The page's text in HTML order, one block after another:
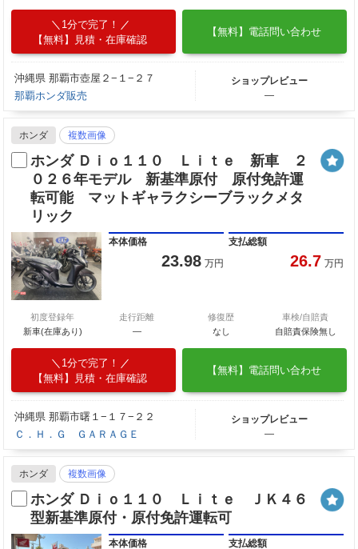
1分で完了！
【無料】見積・在庫確認
【無料】電話問い合わせ
沖縄県 那覇市壺屋２−１−２７
那覇ホンダ販売
ショップレビュー
―
ホンダ 複数画像
ホンダ Ｄｉｏ１１０ Ｌｉｔｅ 新車 ２
０２６年モデル 新基準原付 原付免許運
転可能 マットギャラクシーブラックメタ
リック
本体価格
23.98 万円
支払総額
26.7 万円
初度登録年
新車(在庫あり)
走行距離
―
修復歴
なし
車検/自賠責
自賠責保険無し
1分で完了！
【無料】見積・在庫確認
【無料】電話問い合わせ
沖縄県 那覇市曙１−１７−２２
Ｃ．Ｈ．Ｇ ＧＡＲＡＧＥ
ショップレビュー
―
ホンダ 複数画像
ホンダ Ｄｉｏ１１０ Ｌｉｔｅ ＪＫ４６
型新基準原付・原付免許運転可
本体価格 支払総額